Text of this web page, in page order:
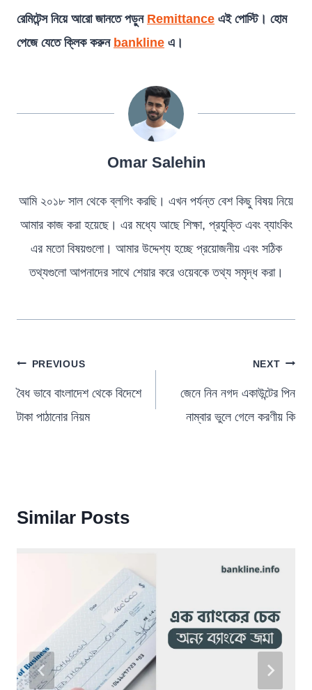
রেমিটেন্স নিয়ে আরো জানতে পড়ুন Remittance এই পোস্টি। হোম
পেজে যেতে ক্লিক করুন bankline এ।
Omar Salehin
আমি ২০১৮ সাল থেকে ব্লগিং করছি। এখন পর্যন্ত বেশ কিছু বিষয় নিয়ে
আমার কাজ করা হয়েছে। এর মধ্যে আছে শিক্ষা, প্রযুক্তি এবং ব্যাংকিং
এর মতো বিষয়গুলো। আমার উদ্দেশ্য হচ্ছে প্রয়োজনীয় এবং সঠিক
তথ্যগুলো আপনাদের সাথে শেয়ার করে ওয়েবকে তথ্য সমৃদ্ধ করা।
পোস্ট
ন্যাভিগেশন
PREVIOUS
বৈধ ভাবে বাংলাদেশ থেকে বিদেশে
টাকা পাঠানোর নিয়ম
NEXT
জেনে নিন নগদ একাউন্টের পিন
নাম্বার ভুলে গেলে করণীয় কি
Similar Posts